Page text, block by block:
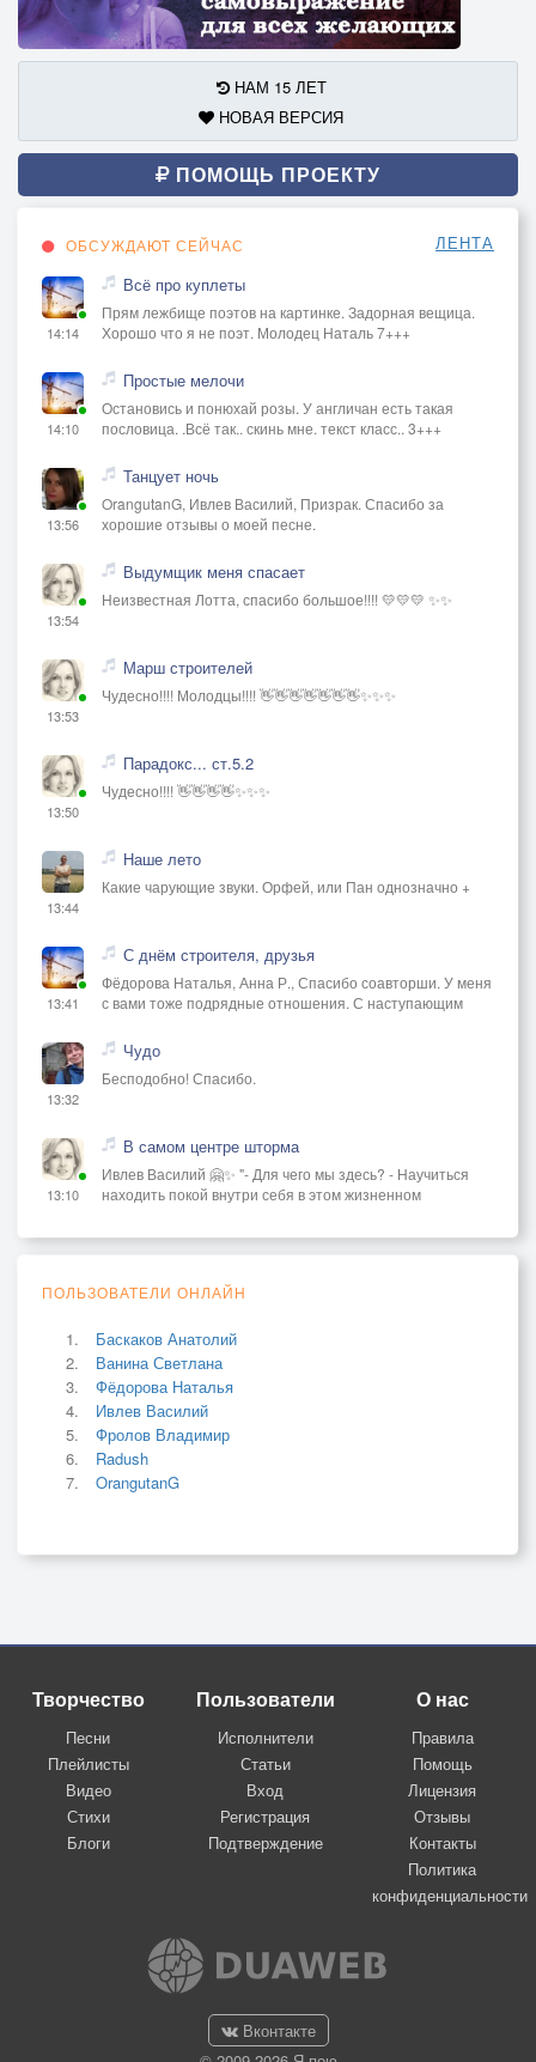
НАМ 15 ЛЕТ
НОВАЯ ВЕРСИЯ
ПОМОЩЬ ПРОЕКТУ
ОБСУЖДАЮТ СЕЙЧАС ЛЕНТА
14:14
Всё про куплеты
Прям лежбище поэтов на картинке. Задорная вещица.
Хорошо что я не поэт. Молодец Наталь 7+++
14:10
Простые мелочи
Остановись и понюхай розы. У англичан есть такая
пословица. .Всё так.. скинь мне. текст класс.. 3+++
13:56
Танцует ночь
OrangutanG, Ивлев Василий, Призрак. Спасибо за
хорошие отзывы о моей песне.
13:54
Выдумщик меня спасает
Неизвестная Лотта, спасибо большое!!!! 💛💛💛 ✨✨
13:53
Марш строителей
Чудесно!!!! Молодцы!!!! 👋👋👋👋👋👋👋✨✨✨
13:50
Парадокс... ст.5.2
Чудесно!!!! 👋👋👋👋✨✨✨
13:44
Наше лето
Какие чарующие звуки. Орфей, или Пан однозначно +
13:41
С днём строителя, друзья
Фёдорова Наталья, Анна Р., Спасибо соавторши. У меня
с вами тоже подрядные отношения. С наступающим
13:32
Чудо
Бесподобно! Спасибо.
13:10
В самом центре шторма
Ивлев Василий 🤗✨ "- Для чего мы здесь? - Научиться
находить покой внутри себя в этом жизненном
ПОЛЬЗОВАТЕЛИ ОНЛАЙН
Баскаков Анатолий
Ванина Светлана
Фёдорова Наталья
Ивлев Василий
Фролов Владимир
Radush
OrangutanG
Творчество
Песни
Плейлисты
Видео
Стихи
Блоги
Пользователи
Исполнители
Статьи
Вход
Регистрация
Подтверждение
О нас
Правила
Помощь
Лицензия
Отзывы
Контакты
Политика
конфиденциальности
Вконтакте